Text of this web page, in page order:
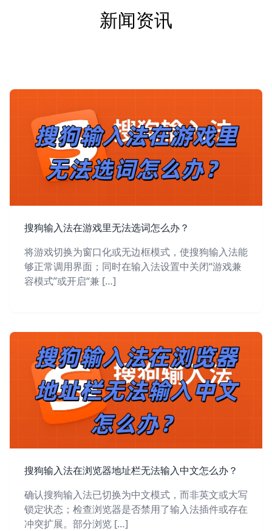
新闻资讯
搜狗输入法在游戏里无法选词怎么办？
将游戏切换为窗口化或无边框模式，使搜狗输入法能
够正常调用界面；同时在输入法设置中关闭“游戏兼
容模式”或开启“兼 […]
搜狗输入法在浏览器地址栏无法输入中文怎么办？
确认搜狗输入法已切换为中文模式，而非英文或大写
锁定状态；检查浏览器是否禁用了输入法插件或存在
冲突扩展。部分浏览 […]